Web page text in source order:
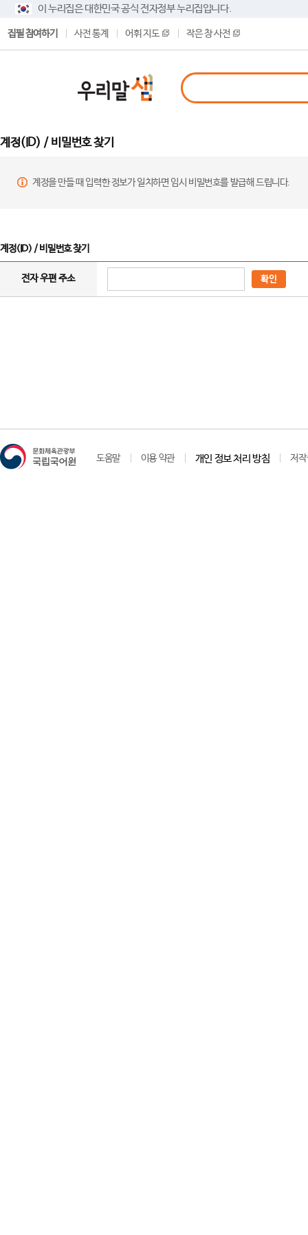
이 누리집은 대한민국 공식 전자정부 누리집입니다.
집필 참여하기 사전 통계 어휘 지도 작은 창 사전
계정(ID) / 비밀번호 찾기
계정을 만들 때 입력한 정보가 일치하면 임시 비밀번호를 발급해 드립니다.
계정(ID) / 비밀번호 찾기
전자 우편 주소 확인
도움말 이용 약관 개인 정보 처리 방침 저